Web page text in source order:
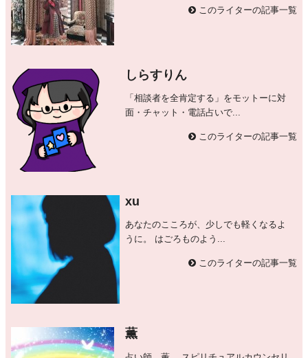
このライターの記事一覧
しらすりん
「相談者を全肯定する」をモットーに対
面・チャット・電話占いで...
このライターの記事一覧
xu
あなたのこころが、少しでも軽くなるよ
うに。 はごろものよう...
このライターの記事一覧
薫